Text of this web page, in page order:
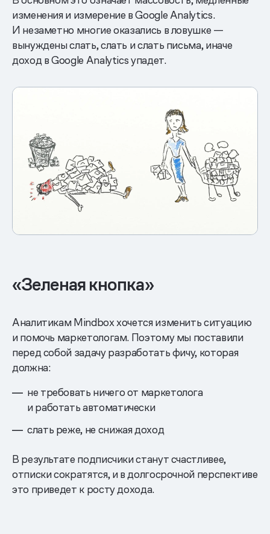
изменения и измерение в Google Analytics.
И незаметно многие оказались в ловушке —
вынуждены слать, слать и слать письма, иначе
доход в Google Analytics упадет.
«Зеленая кнопка»
Аналитикам Mindbox хочется изменить ситуацию
и помочь маркетологам. Поэтому мы поставили
перед собой задачу разработать фичу, которая
должна:
не требовать ничего от маркетолога
и работать автоматически
слать реже, не снижая доход
В результате подписчики станут счастливее,
отписки сократятся, и в долгосрочной перспективе
это приведет к росту дохода.